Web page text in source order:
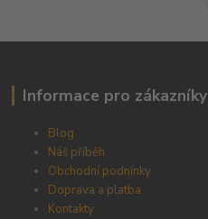
Informace pro zákazníky
Blog
Náš příběh
Obchodní podnínky
Doprava a platba
Kontakty